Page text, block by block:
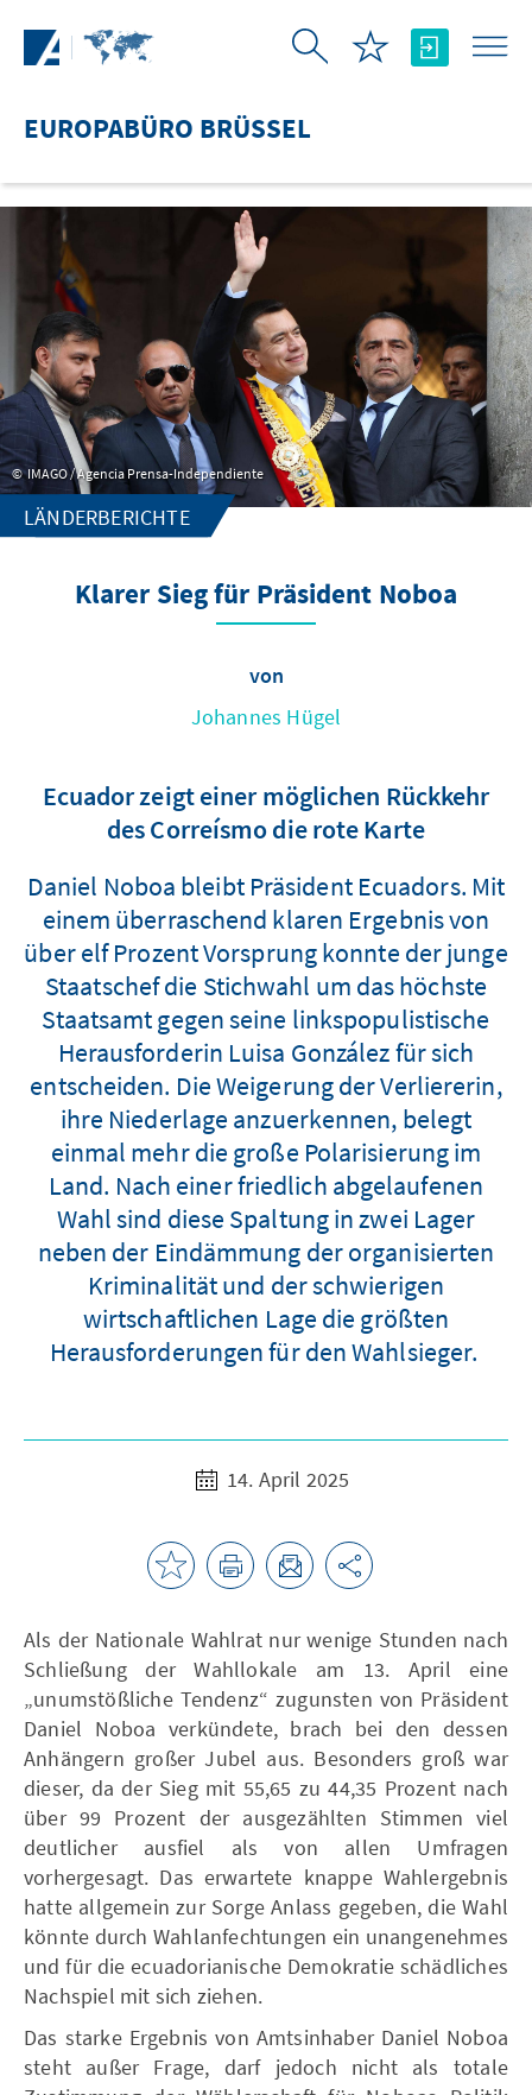
EUROPABÜRO BRÜSSEL
IMAGO / Agencia Prensa-Independiente
LÄNDERBERICHTE
Klarer Sieg für Präsident Noboa
von
Johannes Hügel
Ecuador zeigt einer möglichen Rückkehr
des Correísmo die rote Karte
Daniel Noboa bleibt Präsident Ecuadors. Mit
einem überraschend klaren Ergebnis von
über elf Prozent Vorsprung konnte der junge
Staatschef die Stichwahl um das höchste
Staatsamt gegen seine linkspopulistische
Herausforderin Luisa González für sich
entscheiden. Die Weigerung der Verliererin,
ihre Niederlage anzuerkennen, belegt
einmal mehr die große Polarisierung im
Land. Nach einer friedlich abgelaufenen
Wahl sind diese Spaltung in zwei Lager
neben der Eindämmung der organisierten
Kriminalität und der schwierigen
wirtschaftlichen Lage die größten
Herausforderungen für den Wahlsieger.
14. April 2025
Als der Nationale Wahlrat nur wenige Stunden nach
Schließung der Wahllokale am 13. April eine
„unumstößliche Tendenz“ zugunsten von Präsident
Daniel Noboa verkündete, brach bei den dessen
Anhängern großer Jubel aus. Besonders groß war
dieser, da der Sieg mit 55,65 zu 44,35 Prozent nach
über 99 Prozent der ausgezählten Stimmen viel
deutlicher ausfiel als von allen Umfragen
vorhergesagt. Das erwartete knappe Wahlergebnis
hatte allgemein zur Sorge Anlass gegeben, die Wahl
könnte durch Wahlanfechtungen ein unangenehmes
und für die ecuadorianische Demokratie schädliches
Nachspiel mit sich ziehen.
Das starke Ergebnis von Amtsinhaber Daniel Noboa
steht außer Frage, darf jedoch nicht als totale